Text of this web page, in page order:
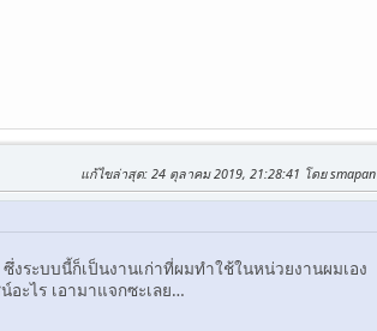
แก้ไขล่าสุด: 24 ตุลาคม 2019, 21:28:41 โดย smapan
ะบบนี้ก็เป็นงานเก่าที่ผมทำใช้ในหน่วยงานผมเอง
ะไร เอามาแจกซะเลย…